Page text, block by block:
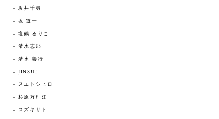
坂井千尋
境 道一
塩鶴 るりこ
清水志郎
清水 善行
JINSUI
スエトシヒロ
杉原万理江
スズキサト